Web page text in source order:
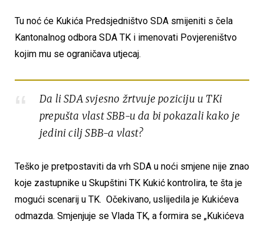
Tu noć će Kukića Predsjedništvo SDA smijeniti s čela
Kantonalnog odbora SDA TK i imenovati Povjereništvo
kojim mu se ograničava utjecaj.
Da li SDA svjesno žrtvuje poziciju u TKi
prepušta vlast SBB-u da bi pokazali kako je
jedini cilj SBB-a vlast?
Teško je pretpostaviti da vrh SDA u noći smjene nije znao
koje zastupnike u Skupštini TK Kukić kontrolira, te šta je
mogući scenarij u TK. Očekivano, uslijedila je Kukićeva
odmazda. Smjenjuje se Vlada TK, a formira se „Kukićeva